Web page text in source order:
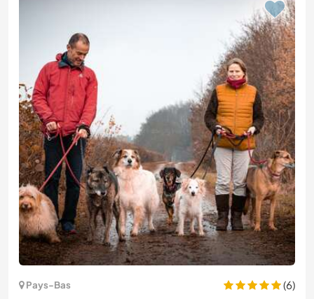
Pays-Bas
(6)